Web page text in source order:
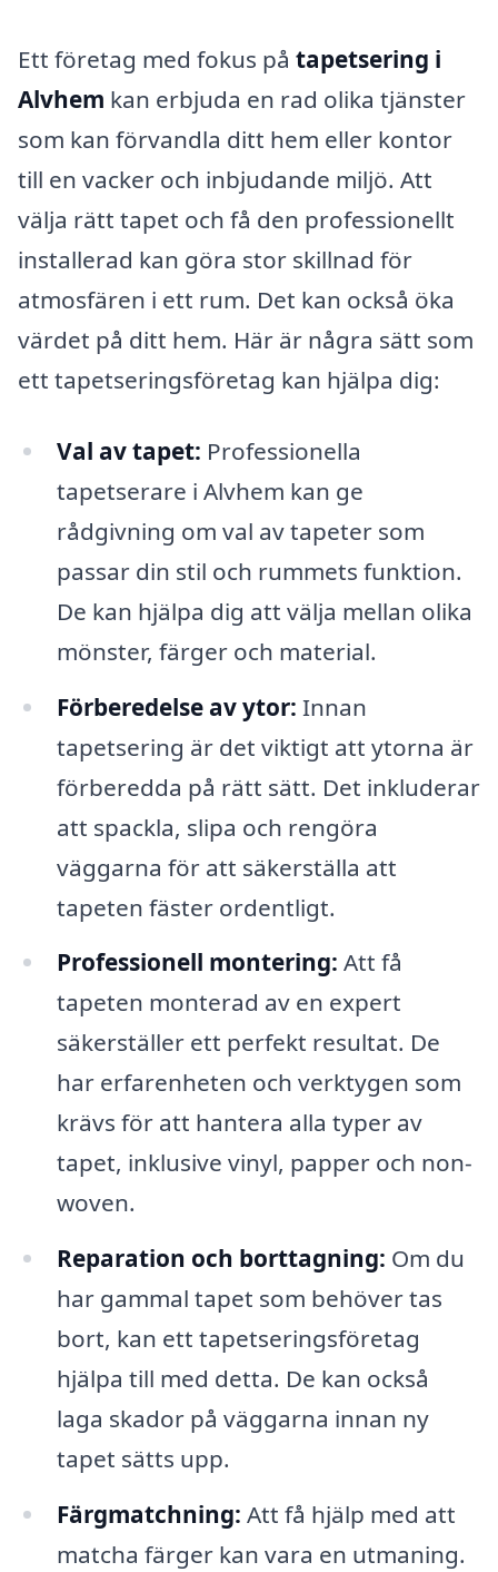
Ett företag med fokus på tapetsering i
Alvhem kan erbjuda en rad olika tjänster
som kan förvandla ditt hem eller kontor
till en vacker och inbjudande miljö. Att
välja rätt tapet och få den professionellt
installerad kan göra stor skillnad för
atmosfären i ett rum. Det kan också öka
värdet på ditt hem. Här är några sätt som
ett tapetseringsföretag kan hjälpa dig:
Val av tapet: Professionella
tapetserare i Alvhem kan ge
rådgivning om val av tapeter som
passar din stil och rummets funktion.
De kan hjälpa dig att välja mellan olika
mönster, färger och material.
Förberedelse av ytor: Innan
tapetsering är det viktigt att ytorna är
förberedda på rätt sätt. Det inkluderar
att spackla, slipa och rengöra
väggarna för att säkerställa att
tapeten fäster ordentligt.
Professionell montering: Att få
tapeten monterad av en expert
säkerställer ett perfekt resultat. De
har erfarenheten och verktygen som
krävs för att hantera alla typer av
tapet, inklusive vinyl, papper och non-
woven.
Reparation och borttagning: Om du
har gammal tapet som behöver tas
bort, kan ett tapetseringsföretag
hjälpa till med detta. De kan också
laga skador på väggarna innan ny
tapet sätts upp.
Färgmatchning: Att få hjälp med att
matcha färger kan vara en utmaning.